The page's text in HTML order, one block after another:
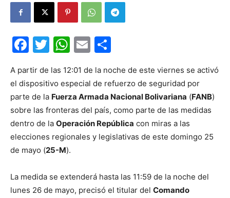
Facebook
Twitter
WhatsApp
Email
A partir de las 12:01 de la noche de este viernes se activó
el dispositivo especial de refuerzo de seguridad por
parte de la Fuerza Armada Nacional Bolivariana (FANB)
sobre las fronteras del país, como parte de las medidas
dentro de la Operación República con miras a las
elecciones regionales y legislativas de este domingo 25
de mayo (25-M).
La medida se extenderá hasta las 11:59 de la noche del
lunes 26 de mayo, precisó el titular del Comando